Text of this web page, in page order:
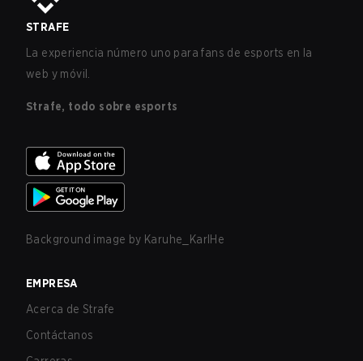
STRAFE
La experiencia número uno para fans de esports en la
web y móvil.
Strafe, todo sobre esports
Background image by Karuhe_KarlHe
EMPRESA
Acerca de Strafe
Contáctanos